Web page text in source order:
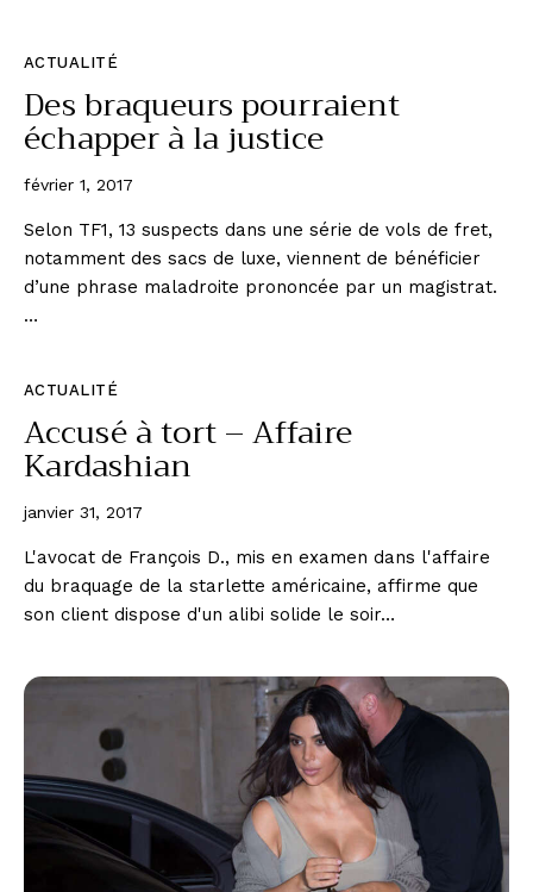
ACTUALITÉ
Des braqueurs pourraient
échapper à la justice
février 1, 2017
Selon TF1, 13 suspects dans une série de vols de fret,
notamment des sacs de luxe, viennent de bénéficier
d’une phrase maladroite prononcée par un magistrat.
…
ACTUALITÉ
Accusé à tort – Affaire
Kardashian
janvier 31, 2017
L'avocat de François D., mis en examen dans l'affaire
du braquage de la starlette américaine, affirme que
son client dispose d'un alibi solide le soir…